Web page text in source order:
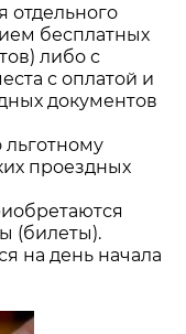
отдельного
бесплатных
либо с
с оплатой и
документов
льготному
проездных
(билеты).
на день начала